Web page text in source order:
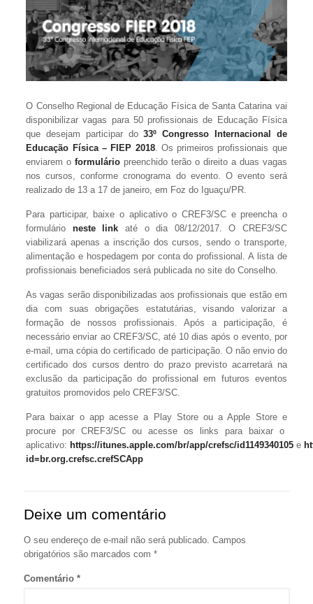
O Conselho Regional de Educação Física de Santa Catarina vai
disponibilizar vagas para 50 profissionais de Educação Física
que desejam participar do33º Congresso Internacional de
Educação Física – FIEP 2018. Os primeiros profissionais que
enviarem oformulário preenchido terão o direito a duas vagas
nos cursos, conforme cronograma do evento. O evento será
realizado de 13 a 17 de janeiro, em Foz do Iguaçu/PR.
Para participar, baixe o aplicativo o CREF3/SC e preencha o
formulário neste link até o dia 08/12/2017. O CREF3/SC
viabilizará apenas a inscrição dos cursos, sendo o transporte,
alimentação e hospedagem por conta do profissional. A lista de
profissionais beneficiados será publicada no site do Conselho.
As vagas serão disponibilizadas aos profissionais que estão em
dia com suas obrigações estatutárias, visando valorizar a
formação de nossos profissionais. Após a participação, é
necessário enviar ao CREF3/SC, até 10 dias após o evento, por
e-mail, uma cópia do certificado de participação. O não envio do
certificado dos cursos dentro do prazo previsto acarretará na
exclusão da participação do profissional em futuros eventos
gratuitos promovidos pelo CREF3/SC.
Para baixar o app acesse a Play Store ou a Apple Store e
procure por CREF3/SC ou acesse os links para baixar o
aplicativo: https://itunes.apple.com/br/app/crefsc/id1149340105 e
id=br.org.crefsc.crefSCApp
Deixe um comentário
O seu endereço de e-mail não será publicado. Campos
obrigatórios são marcados com *
Comentário *